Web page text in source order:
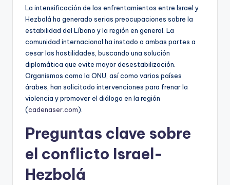
La intensificación de los enfrentamientos entre Israel y
Hezbolá ha generado serias preocupaciones sobre la
estabilidad del Líbano y la región en general. La
comunidad internacional ha instado a ambas partes a
cesar las hostilidades, buscando una solución
diplomática que evite mayor desestabilización.
Organismos como la ONU, así como varios países
árabes, han solicitado intervenciones para frenar la
violencia y promover el diálogo en la región
(cadenaser.com).
Preguntas clave sobre
el conflicto Israel-
Hezbolá